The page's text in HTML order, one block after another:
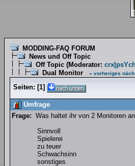
MODDING-FAQ FORUM
News und Off Topic
Off Topic (Moderator:
Dual Monitor
« vorheriges
Seiten: [1]
Umfrage
Frage: Was haltet ihr von 2 Monitoren
Sinnvoll
Spielerei
zu teuer
Schwachsinn
sonstiges